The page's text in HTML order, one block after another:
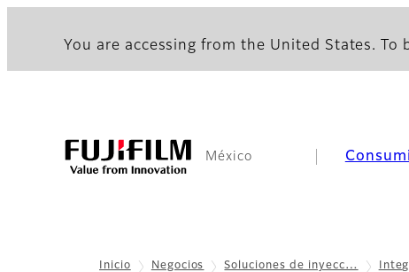
You are accessing from the United States.
México
Inicio Negocios Soluciones de inyecc…